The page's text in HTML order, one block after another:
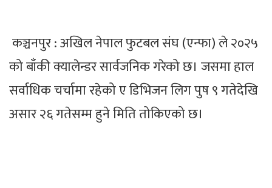
कञ्चनपुर : अखिल नेपाल फुटबल संघ (एन्फा) ले २०२५
को बाँकी क्यालेन्डर सार्वजनिक गरेको छ। जसमा हाल
सर्वाधिक चर्चामा रहेको ए डिभिजन लिग पुष ९ गतेदेखि
असार २६ गतेसम्म हुने मिति तोकिएको छ।